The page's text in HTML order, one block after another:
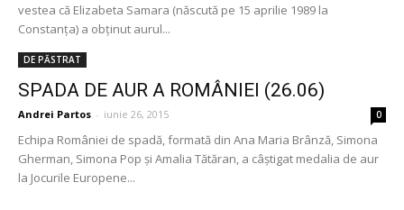
vestea că Elizabeta Samara (născută pe 15 aprilie 1989 la
Constanţa) a obţinut aurul...
DE PĂSTRAT
SPADA DE AUR A ROMÂNIEI (26.06)
Andrei Partos - iunie 26, 2015 0
Echipa României de spadă, formată din Ana Maria Brânză, Simona
Gherman, Simona Pop şi Amalia Tătăran, a câştigat medalia de aur
la Jocurile Europene...